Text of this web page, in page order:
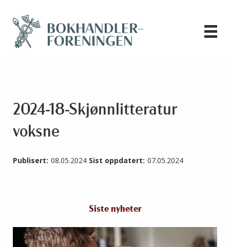
2024-18-Skjønnlitteratur
voksne
Publisert: 08.05.2024 Sist oppdatert: 07.05.2024
Siste nyheter